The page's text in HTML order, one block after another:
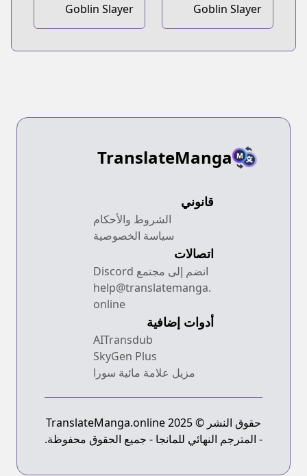
Goblin Slayer
Goblin Slayer
Gaiden: Year
TranslateManga
قانوني
الشروط والأحكام
سياسة الخصوصية
اتصالات
انضم إلى مجتمع Discord
help@translatemanga.
online
أدوات إضافية
AITransdub
SkyGen Plus
مزيل علامة مائية سورا
حقوق النشر © 2025 TranslateManga.online
- المترجم النهائي للمانجا - جميع الحقوق محفوظة.